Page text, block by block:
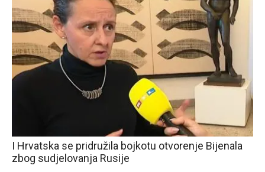
I Hrvatska se pridružila bojkotu otvorenje Bijenala
zbog sudjelovanja Rusije